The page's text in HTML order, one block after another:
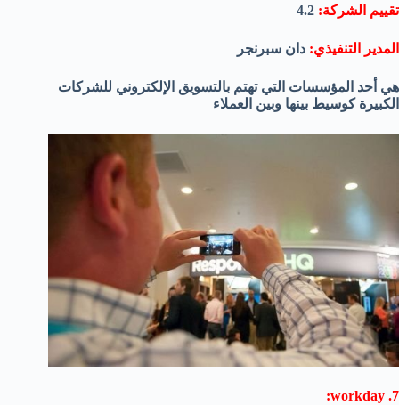
تقييم الشركة:
المدير التنفيذي: دان سبرنجر
هي أحد المؤسسات التي تهتم بالتسويق الإلكتروني للشركات
الكبيرة كوسيط بينها وبين العملاء
7. workday: